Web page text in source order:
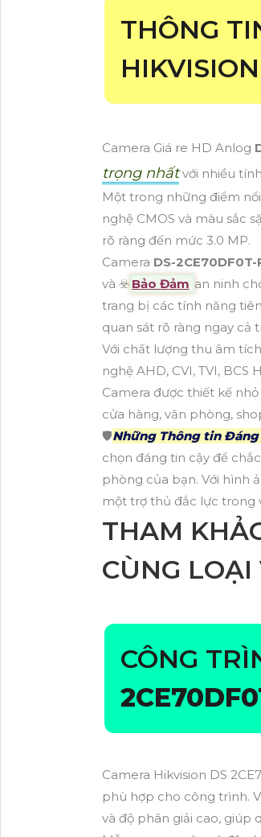
THÔNG
Camera Giá re HD Anlog
trọng nhấtvới nhiều
Một trong những điểm
nghệ CMOS và màu sắc
rõ ràng đến mức 3.0 MP.
Camera DS-2CE70DF0T-
và ☣️ Bảo Đảm an ninh
trang bị các tính năng
quan sát rõ ràng ngay cả
Với chất lượng thu âm
nghệ AHD, CVI, TVI,
Camera được thiết kế
cửa hàng, văn phòng,
🛡Những Thông tin
chọn đáng tin cậy để
phòng của bạn. Với hình
một trợ thủ đắc lực trong
THAM
CÙNG
CÔNG
Camera Hikvision DS
phù hợp cho công trình.
và độ phân giải cao, giúp